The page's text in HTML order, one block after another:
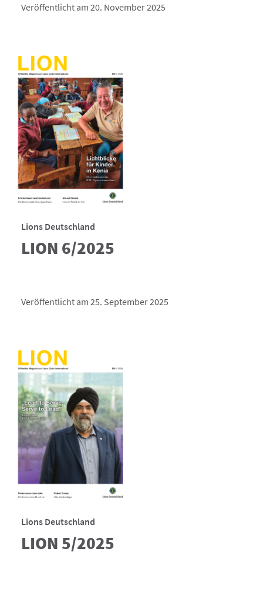
Veröffentlicht am 20. November 2025
Lions Deutschland
LION 6/2025
Veröffentlicht am 25. September 2025
Lions Deutschland
LION 5/2025